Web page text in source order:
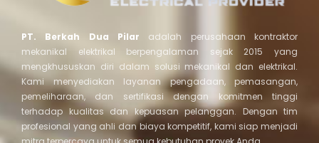
PT. Berkah Dua Pilar adalah perusahaan kontraktor
mekanikal elektrikal berpengalaman sejak 2015 yang
mengkhususkan diri dalam solusi mekanikal dan elektrikal.
Kami menyediakan layanan pengadaan, pemasangan,
pemeliharaan, dan sertifikasi dengan komitmen tinggi
terhadap kualitas dan kepuasan pelanggan. Dengan tim
profesional yang ahli dan biaya kompetitif, kami siap menjadi